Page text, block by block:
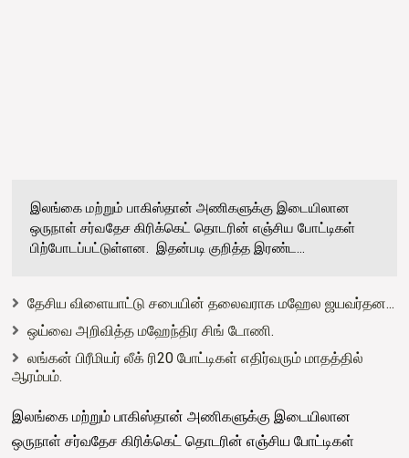
இலங்கை மற்றும் பாகிஸ்தான் அணிகளுக்கு இடையிலான
ஒருநாள் சர்வதேச கிரிக்கெட் தொடரின் எஞ்சிய போட்டிகள்
பிற்போடப்பட்டுள்ளன. இதன்படி குறித்த இரண்ட...
தேசிய விளையாட்டு சபையின் தலைவராக மஹேல ஜயவர்தன...
ஒய்வை அறிவித்த மஹேந்திர சிங் டோணி.
லங்கன் பிரீமியர் லீக் ரி20 போட்டிகள் எதிர்வரும் மாதத்தில்
ஆரம்பம்.
இலங்கை மற்றும் பாகிஸ்தான் அணிகளுக்கு இடையிலான
ஒருநாள் சர்வதேச கிரிக்கெட் தொடரின் எஞ்சிய போட்டிகள்